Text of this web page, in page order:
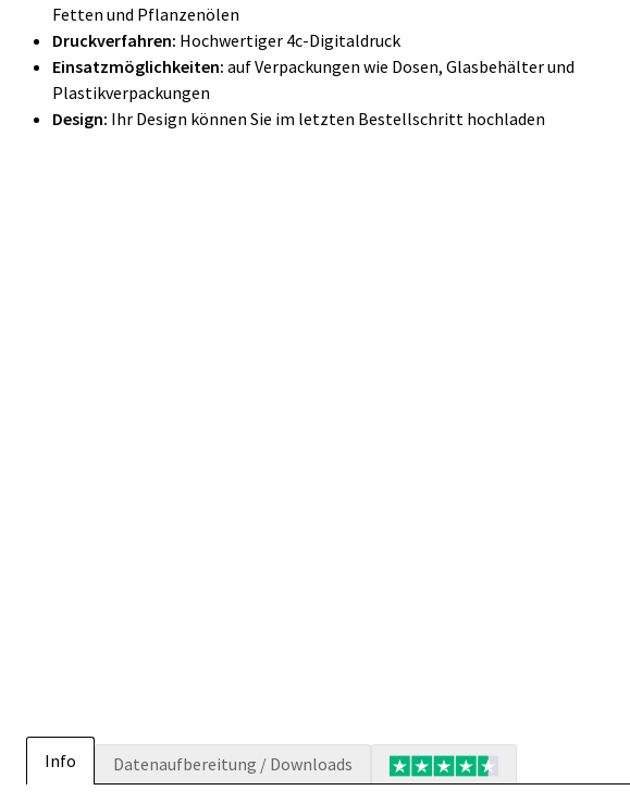
Fetten und Pflanzenölen
Druckverfahren: Hochwertiger 4c-Digitaldruck
Einsatzmöglichkeiten: auf Verpackungen wie Dosen, Glasbehälter und
Plastikverpackungen
Design: Ihr Design können Sie im letzten Bestellschritt hochladen
Info Datenaufbereitung / Downloads